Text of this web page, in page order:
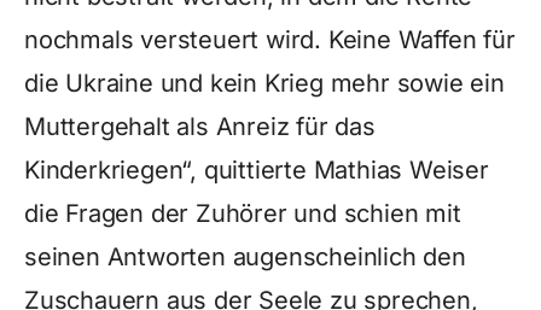
nochmals versteuert wird. Keine Waffen für
die Ukraine und kein Krieg mehr sowie ein
Muttergehalt als Anreiz für das
Kinderkriegen“, quittierte Mathias Weiser
die Fragen der Zuhörer und schien mit
seinen Antworten augenscheinlich den
Zuschauern aus der Seele zu sprechen,